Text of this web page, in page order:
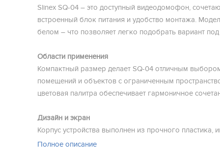
Slinex SQ-04 – это доступный видеодомофон,
встроенный блок питания и удобство монтажа.
белом – что позволяет легко подобрать вариант
Области применения
Компактный размер делает SQ-04 отличным
помещений и объектов с ограниченным
цветовая палитра обеспечивает гармоничное
Дизайн и экран
Корпус устройства выполнен из прочного пластика,
предназначен для настенного монтажа. Все
Полное описание